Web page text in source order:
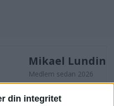
din integritet
Mikael Lundin
Medlem sedan 2026